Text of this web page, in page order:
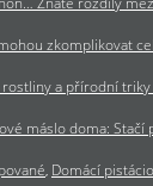
zkomplikovat
a přírodní
máslo doma:
Domácí